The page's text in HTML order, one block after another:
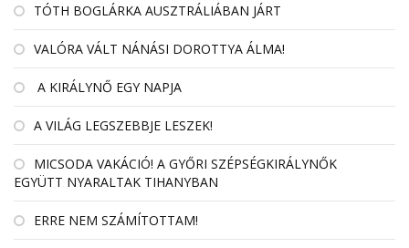
TÓTH BOGLÁRKA AUSZTRÁLIÁBAN JÁRT
VALÓRA VÁLT NÁNÁSI DOROTTYA ÁLMA!
A KIRÁLYNŐ EGY NAPJA
A VILÁG LEGSZEBBJE LESZEK!
MICSODA VAKÁCIÓ! A GYŐRI SZÉPSÉGKIRÁLYNŐK
EGYÜTT NYARALTAK TIHANYBAN
ERRE NEM SZÁMÍTOTTAM!